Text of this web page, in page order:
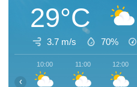
29°C
3.7 m/s 70%
10:00 11:00 12:00
‹